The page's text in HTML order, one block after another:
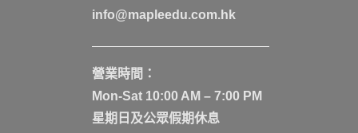
info@mapleedu.com.hk
營業時間：
Mon-Sat 10:00 AM – 7:00 PM
星期日及公眾假期休息